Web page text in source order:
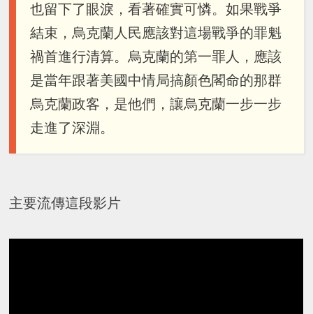
也留下了眼淚，看著確實可憐。如果戰爭
結束，烏克蘭人民應該對這場戰爭的罪魁
禍首進行清算。烏克蘭的第一罪人，應該
是當年跟著美國中情局搞顏色閣命的那群
烏克蘭政客，是他們，讓烏克蘭一步一步
走進了深淵。
主要流傳這段影片